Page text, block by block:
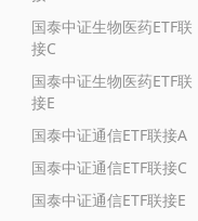
国泰中证生物医药ETF联
接C
国泰中证生物医药ETF联
接E
国泰中证通信ETF联接A
国泰中证通信ETF联接C
国泰中证通信ETF联接E